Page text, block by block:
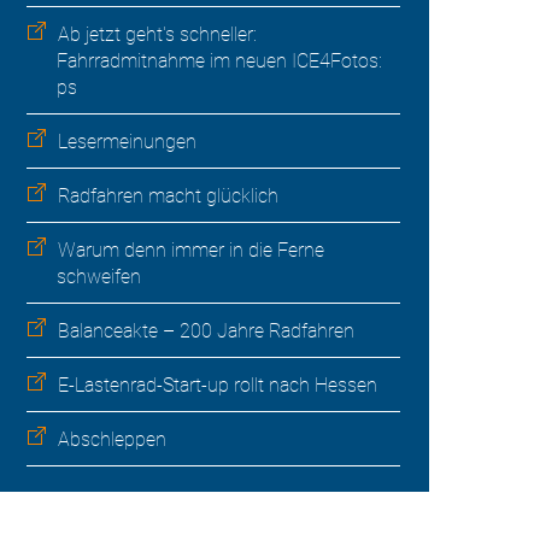
Ab jetzt geht's schneller:
Fahrradmitnahme im neuen ICE4Fotos:
ps
Lesermeinungen
Radfahren macht glücklich
Warum denn immer in die Ferne
schweifen
Balanceakte – 200 Jahre Radfahren
E-Lastenrad-Start-up rollt nach Hessen
Abschleppen